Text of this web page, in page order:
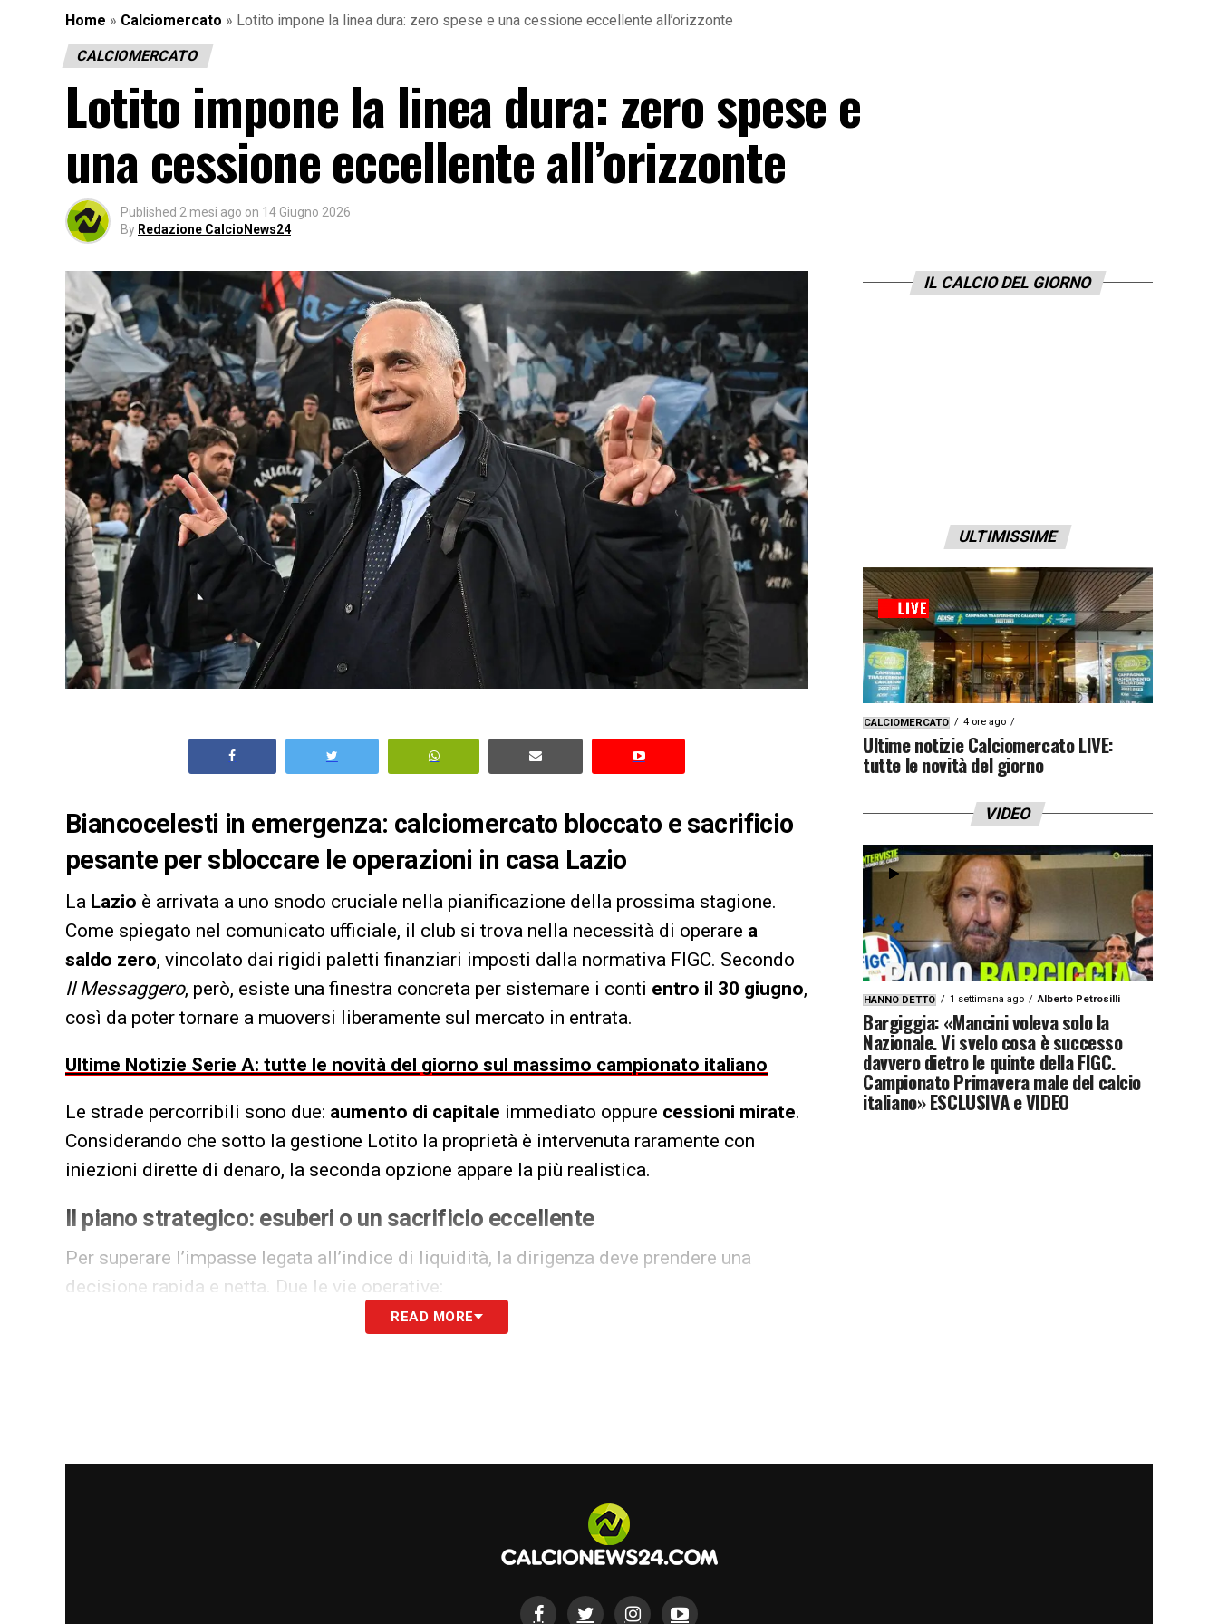
Home » Calciomercato » Lotito impone la linea dura: zero spese e una cessione eccellente all’orizzonte
CALCIOMERCATO
Lotito impone la linea dura: zero spese e
una cessione eccellente all’orizzonte
Published 2 mesi ago on 14 Giugno 2026
By Redazione CalcioNews24
Biancocelesti in emergenza: calciomercato bloccato e sacrificio
pesante per sbloccare le operazioni in casa Lazio
La Lazio è arrivata a uno snodo cruciale nella pianificazione della prossima stagione.
Come spiegato nel comunicato ufficiale, il club si trova nella necessità di operare a
saldo zero, vincolato dai rigidi paletti finanziari imposti dalla normativa FIGC. Secondo
Il Messaggero, però, esiste una finestra concreta per sistemare i conti entro il 30 giugno,
così da poter tornare a muoversi liberamente sul mercato in entrata.
Ultime Notizie Serie A: tutte le novità del giorno sul massimo campionato italiano
Le strade percorribili sono due: aumento di capitale immediato oppure cessioni mirate.
Considerando che sotto la gestione Lotito la proprietà è intervenuta raramente con
iniezioni dirette di denaro, la seconda opzione appare la più realistica.
Il piano strategico: esuberi o un sacrificio eccellente
Per superare l’impasse legata all’indice di liquidità, la dirigenza deve prendere una
decisione rapida e netta. Due le vie operative:
e i giocatori con mercato immediato: Romagnoli, Provedel, Cancellieri, Lazzari, Pellegrini.
economico immediato.
L’ambiente si aspetta un’accelerata nelle uscite già nei prossimi giorni, così da
READ MORE
IL CALCIO DEL GIORNO
ULTIMISSIME
CALCIOMERCATO 4 ore ago
Ultime notizie Calciomercato LIVE:
tutte le novità del giorno
VIDEO
HANNO DETTO 1 settimana ago Alberto Petrosilli
Bargiggia: «Mancini voleva solo la
Nazionale. Vi svelo cosa è successo
davvero dietro le quinte della FIGC.
Campionato Primavera male del calcio
italiano» ESCLUSIVA e VIDEO